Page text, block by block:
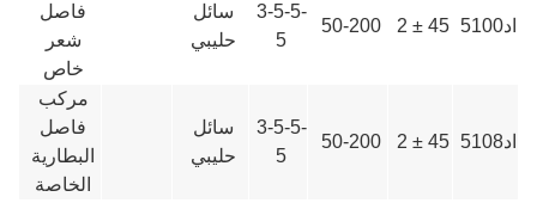
اد5100 45 ± 2
50-200
3-5-5-
5
سائل
حليبي
فاصل
شعر
خاص
اد5108 45 ± 2
50-200
3-5-5-
5
سائل
حليبي
مركب
فاصل
البطارية
الخاصة